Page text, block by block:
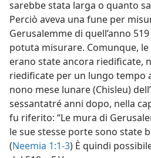
sarebbe stata larga o quanto
Perciò aveva una fune per
Gerusalemme di quell’anno
potuta misurare. Comunque,
erano state ancora riedificate,
riedificate per un lungo tempo
nono mese lunare (Chisleu)
sessantatré anni dopo, nella
fu riferito: “Le mura di
le sue stesse porte sono state
(Neemia 1:1-3) È quindi